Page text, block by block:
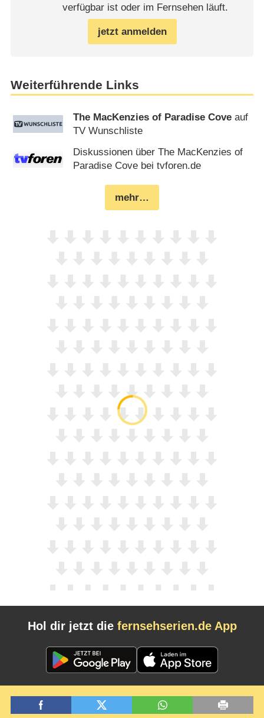
verfügbar ist oder im Fernsehen läuft.
jetzt anmelden
Weiterführende Links
The MacKenzies of Paradise Cove auf
TV Wunschliste
Diskussionen über The MacKenzies of
Paradise Cove bei tvforen.de
mehr…
Hol dir jetzt die fernsehserien.de App